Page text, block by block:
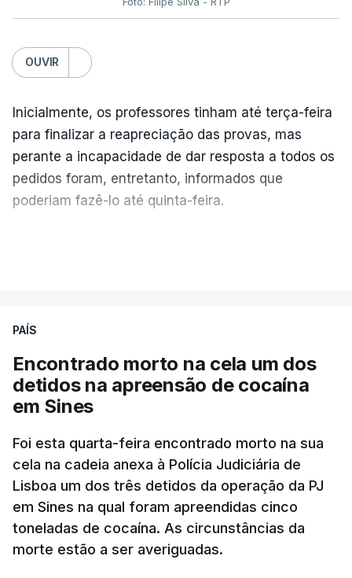
OUVIR
Inicialmente, os professores tinham até terça-feira
para finalizar a reapreciação das provas, mas
perante a incapacidade de dar resposta a todos os
pedidos foram, entretanto, informados que
poderiam fazê-lo até quinta-feira.
No domingo, estavam concluídos cerca de 50 por
cento dos mais de 20 mil pedidos de reapreciação,
mas Cristina Mota, porta-voz da Missão Escola
Pública, tem dúvidas de que o processo esteja
"Durante o fim de semana e nos últimos dias,
apercebamo-nos que ainda estão a ser
convocados professores para reapreciações"
disse a professora à agência Lusa."Será
praticamente impossível termos a totalidade
PAÍS
Encontrado morto na cela um dos
detidos na apreensão de cocaína
em Sines
Foi esta quarta-feira encontrado morto na sua
cela na cadeia anexa à Polícia Judiciária de
Lisboa um dos três detidos da operação da PJ
em Sines na qual foram apreendidas cinco
toneladas de cocaína. As circunstâncias da
morte estão a ser averiguadas.